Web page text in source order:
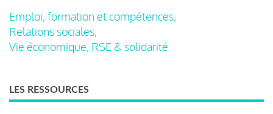
Emploi, formation et compétences,
Relations sociales,
Vie économique, RSE & solidarité
LES RESSOURCES